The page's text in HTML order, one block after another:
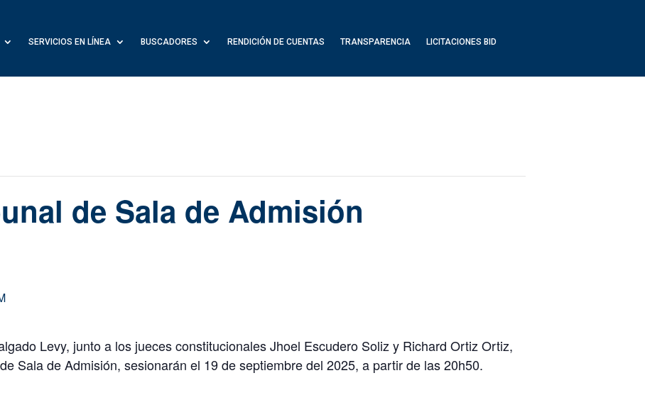
SERVICIOS EN LÍNEA BUSCADORES RENDICIÓN DE CUENTAS TRANSPARENCIA LICITACIONES BID
de Sala de Admisión
Levy, junto a los jueces constitucionales Jhoel Escudero Soliz y Richard Ortiz Ortiz,
Sala de Admisión, sesionarán el 19 de septiembre del 2025, a partir de las 20h50.